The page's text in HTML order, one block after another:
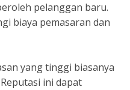
pelanggan baru.
biaya pemasaran dan
yang tinggi biasanya
ini dapat